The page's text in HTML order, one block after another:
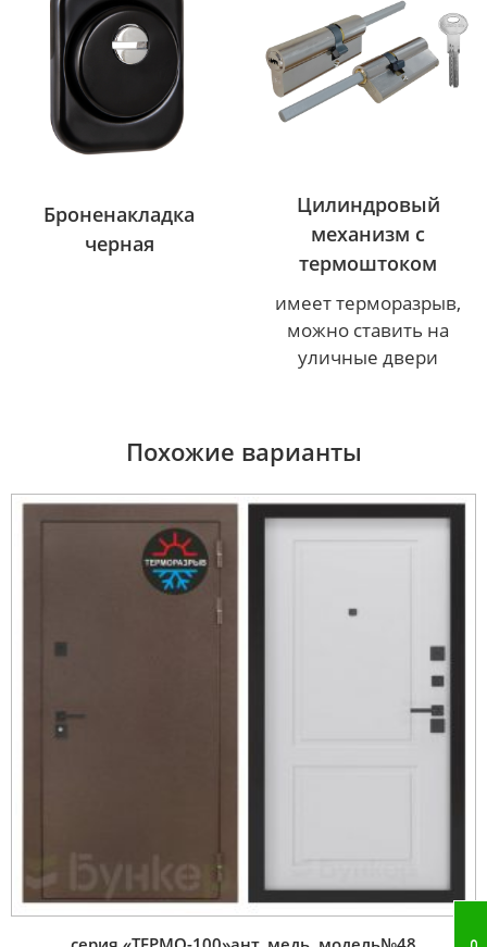
Броненакладка
черная
Цилиндровый
механизм с
термоштоком
имеет терморазрыв,
можно ставить на
уличные двери
Похожие варианты